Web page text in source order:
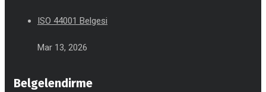
ISO 44001 Belgesi
Mar 13, 2026
Belgelendirme